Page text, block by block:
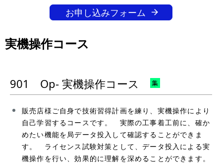
お申し込みフォーム
実機操作コース
901 Op- 実機操作コース
販売店様ご自身で技術習得計画を練り、実機操作により
自己学習するコースです。 実際の工事着工前に、確か
めたい機能を局データ投入して確認することができま
す。 ライセンス試験対策として、データ投入による実
機操作を行い、効果的に理解を深めることができます。